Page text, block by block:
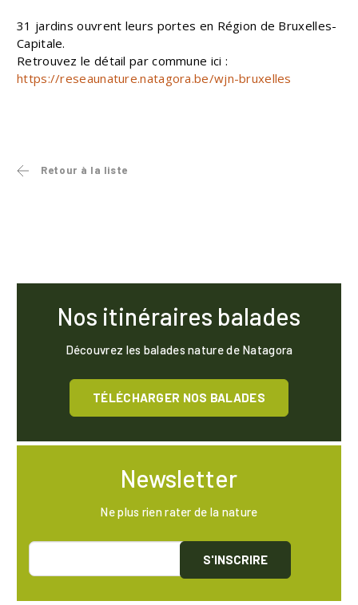
31 jardins ouvrent leurs portes en Région de Bruxelles-
Capitale.
Retrouvez le détail par commune ici :
https://reseaunature.natagora.be/wjn-bruxelles
Retour à la liste
Nos itinéraires balades
Découvrez les balades nature de Natagora
TÉLÉCHARGER NOS BALADES
Newsletter
Ne plus rien rater de la nature
S'INSCRIRE